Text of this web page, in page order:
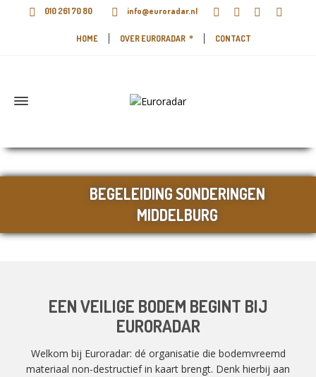
010 261 70 80 info@euroradar.nl
HOME OVER EURORADAR CONTACT
BEGELEIDING SONDERINGEN
MIDDELBURG
EEN VEILIGE BODEM BEGINT BIJ
EURORADAR
Welkom bij Euroradar: dé organisatie die bodemvreemd
materiaal non-destructief in kaart brengt. Denk hierbij aan